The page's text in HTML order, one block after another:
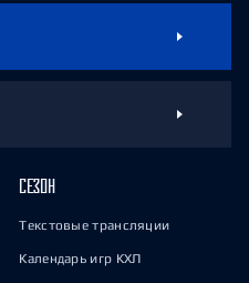
СЕЗОН
Текстовые трансляции
Календарь игр КХЛ